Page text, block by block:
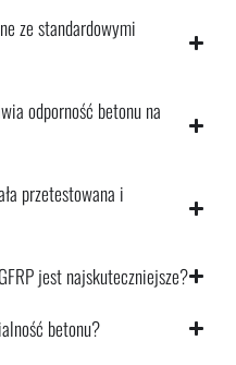
ze standardowymi
odporność betonu na
przetestowana i
jest najskuteczniejsze?
betonu?